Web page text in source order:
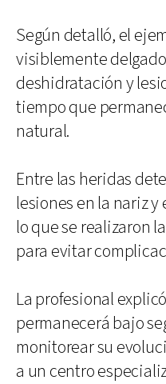
Según detalló, el
visiblemente
deshidratación y
tiempo que
natural.
Entre las heridas
lesiones en la nariz y
lo que se realizaron
para evitar
La profesional
permanecerá bajo
monitorear su
a un centro